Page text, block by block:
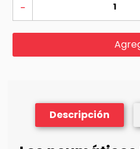
－
Descripción